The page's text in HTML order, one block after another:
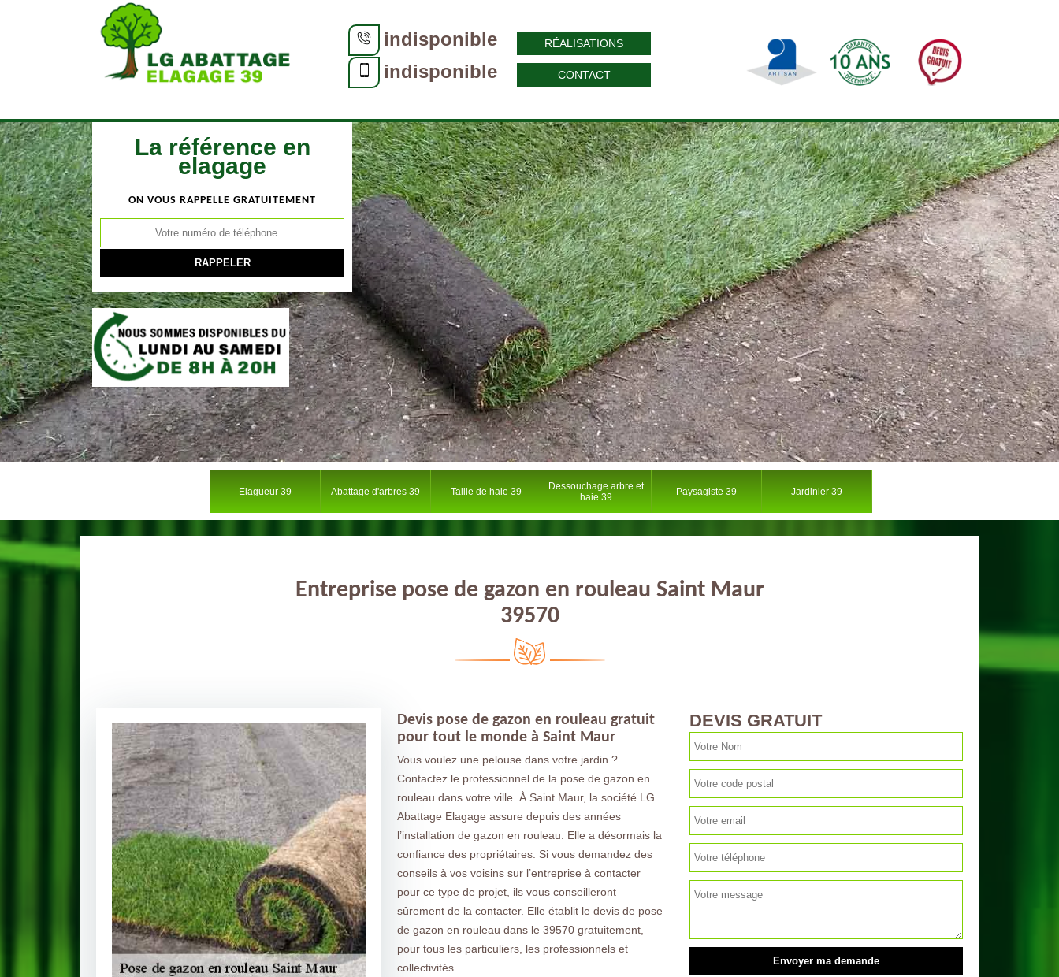
indisponible
indisponible
RÉALISATIONS
CONTACT
La référence en
elagage
ON VOUS RAPPELLE GRATUITEMENT
Elagueur 39 Abattage d'arbres 39 Taille de haie 39
Dessouchage arbre et
haie 39
Paysagiste 39 Jardinier 39
Entreprise pose de gazon en rouleau Saint Maur
39570
Devis pose de gazon en rouleau gratuit
pour tout le monde à Saint Maur
Vous voulez une pelouse dans votre jardin ?
Contactez le professionnel de la pose de gazon en
rouleau dans votre ville. À Saint Maur, la société LG
Abattage Elagage assure depuis des années
l’installation de gazon en rouleau. Elle a désormais la
confiance des propriétaires. Si vous demandez des
conseils à vos voisins sur l’entreprise à contacter
pour ce type de projet, ils vous conseilleront
sûrement de la contacter. Elle établit le devis de pose
de gazon en rouleau dans le 39570 gratuitement,
pour tous les particuliers, les professionnels et
collectivités.
DEVIS GRATUIT